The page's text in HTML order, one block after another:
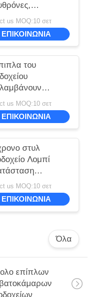
και
καφέ
us MOQ:10 σετ
ΕΠΙΚΟΙΝΩΝΙΑ
του
και τραπέζι
μεγέθους
us MOQ:10 σετ
ΕΠΙΚΟΙΝΩΝΙΑ
στυλ
Λομπί
Ανοικτής
us MOQ:10 σετ
ΕΠΙΚΟΙΝΩΝΙΑ
Όλα
επίπλων